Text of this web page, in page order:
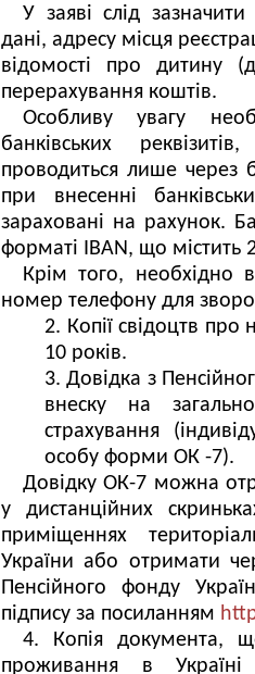
У заяві слід
дані, адресу місця
відомості про дитину
перерахування коштів.
Особливу увагу
банківських
проводиться лише через
при внесенні
зараховані на рахунок.
форматі IBAN, що містить
Крім того, необхідно
номер телефону для
Копії свідоцтв
10 років.
Довідка з
внеску на
страхування
особу форми ОК -7).
Довідку ОК-7 можна
у дистанційних
приміщеннях
України або отримати
Пенсійного фонду
підпису за посиланням
4. Копія документа,
проживання в